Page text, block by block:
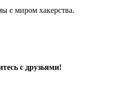
с миром хакерства.
с друзьями!